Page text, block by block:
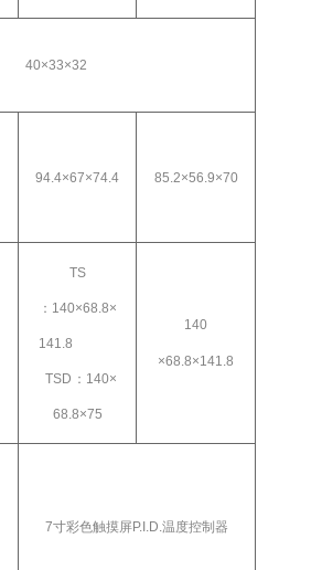
40×33×32
94.4×67×74.4 85.2×56.9×70
TS
： 140×68.8×
141.8
TSD ： 140×
68.8×75
140
×68.8×141.8
7寸彩色触摸屏P.I.D.温度控制器